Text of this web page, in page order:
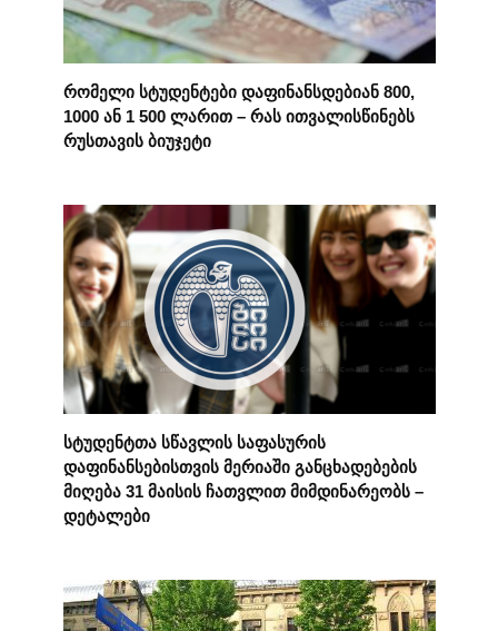
რომელი სტუდენტები დაფინანსდებიან 800,
1000 ან 1 500 ლარით – რას ითვალისწინებს
რუსთავის ბიუჯეტი
სტუდენტთა სწავლის საფასურის
დაფინანსებისთვის მერიაში განცხადებების
მიღება 31 მაისის ჩათვლით მიმდინარეობს –
დეტალები